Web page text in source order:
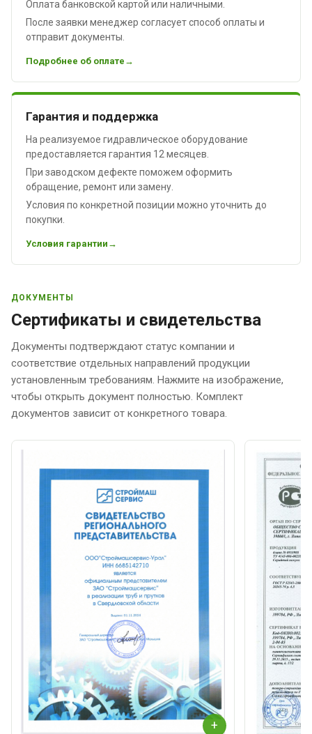
Оплата банковской картой или наличными.
После заявки менеджер согласует способ оплаты и
отправит документы.
Подробнее об оплате
Гарантия и поддержка
На реализуемое гидравлическое оборудование
предоставляется гарантия 12 месяцев.
При заводском дефекте поможем оформить
обращение, ремонт или замену.
Условия по конкретной позиции можно уточнить до
покупки.
Условия гарантии
ДОКУМЕНТЫ
Сертификаты и свидетельства
Документы подтверждают статус компании и
соответствие отдельных направлений продукции
установленным требованиям. Нажмите на изображение,
чтобы открыть документ полностью. Комплект
документов зависит от конкретного товара.
+